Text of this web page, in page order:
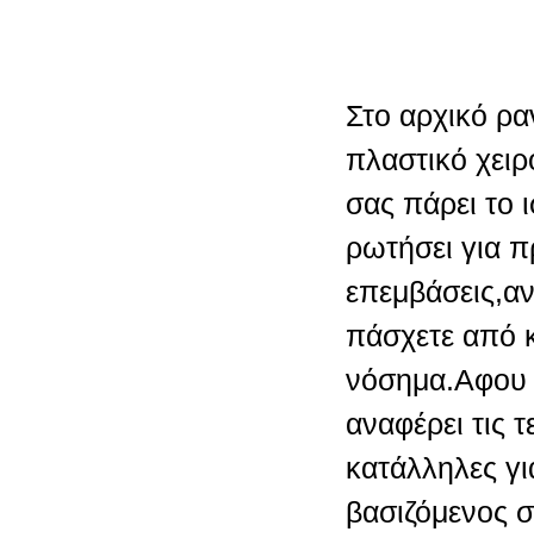
Στο αρχικό
πλαστικό
σας πάρει το
ρωτήσει για
πάσχετε από
νόσημα.Αφου
αναφέρει τις
κατάλληλες
βασιζόμενος